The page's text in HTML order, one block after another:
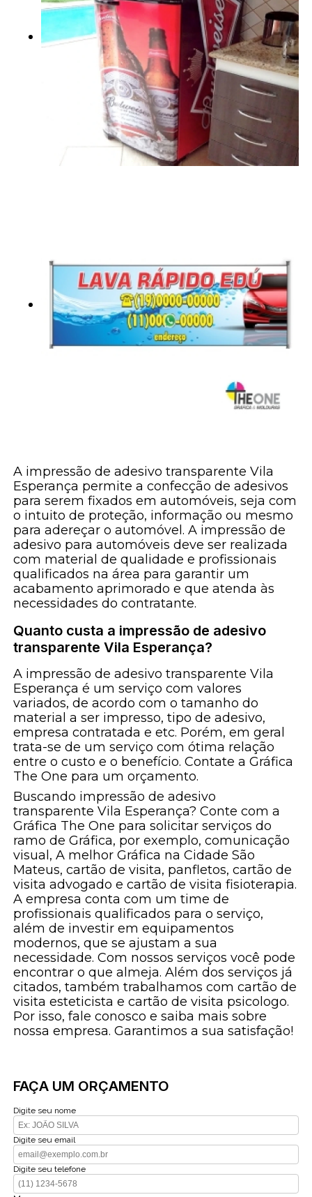
A impressão de adesivo transparente Vila
Esperança permite a confecção de adesivos
para serem fixados em automóveis, seja com
o intuito de proteção, informação ou mesmo
para adereçar o automóvel. A impressão de
adesivo para automóveis deve ser realizada
com material de qualidade e profissionais
qualificados na área para garantir um
acabamento aprimorado e que atenda às
necessidades do contratante.
Quanto custa a impressão de adesivo
transparente Vila Esperança?
A impressão de adesivo transparente Vila
Esperança é um serviço com valores
variados, de acordo com o tamanho do
material a ser impresso, tipo de adesivo,
empresa contratada e etc. Porém, em geral
trata-se de um serviço com ótima relação
entre o custo e o benefício. Contate a Gráfica
The One para um orçamento.
Buscando impressão de adesivo
transparente Vila Esperança? Conte com a
Gráfica The One para solicitar serviços do
ramo de Gráfica, por exemplo, comunicação
visual, A melhor Gráfica na Cidade São
Mateus, cartão de visita, panfletos, cartão de
visita advogado e cartão de visita fisioterapia.
A empresa conta com um time de
profissionais qualificados para o serviço,
além de investir em equipamentos
modernos, que se ajustam a sua
necessidade. Com nossos serviços você pode
encontrar o que almeja. Além dos serviços já
citados, também trabalhamos com cartão de
visita esteticista e cartão de visita psicologo.
Por isso, fale conosco e saiba mais sobre
nossa empresa. Garantimos a sua satisfação!
FAÇA UM ORÇAMENTO
Digite seu nome
Digite seu email
Digite seu telefone